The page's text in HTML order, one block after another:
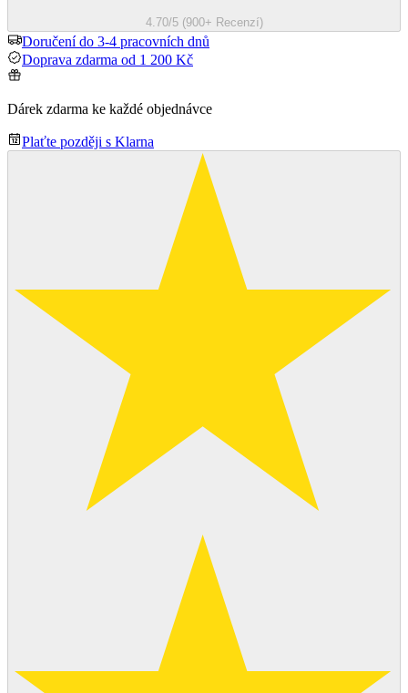
4.70/5 (900+ Recenzí)
Doručení do 3-4 pracovních dnů
Doprava zdarma od 1 200 Kč
Dárek zdarma ke každé objednávce
Plaťte později s Klarna